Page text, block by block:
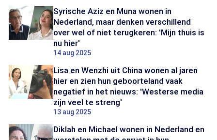
Syrische Aziz en Muna wonen in
Nederland, maar denken verschillend
over wel of niet terugkeren: 'Mijn thuis is
nu hier'
14 aug 2025
Lisa en Wenzhi uit China wonen al jaren
hier en zien hun geboorteland vaak
negatief in het nieuws: 'Westerse media
zijn veel te streng'
13 aug 2025
Diklah en Michael wonen in Nederland en